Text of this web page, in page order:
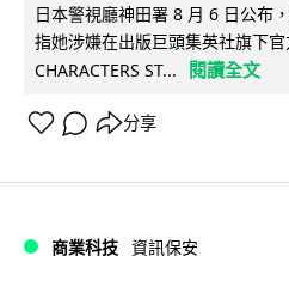
日本警視廳神田署 8 月 6 日公布
指她涉嫌在出版巨頭集英社旗下官
CHARACTERS ST...
閱讀全文
分享
商業科技 資訊保安